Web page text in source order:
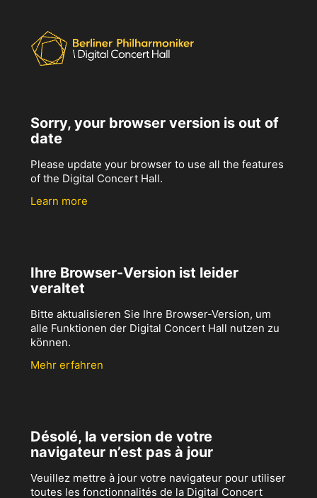
Sorry, your browser version is out of
date
Please update your browser to use all the features
of the Digital Concert Hall.
Learn more
Ihre Browser-Version ist leider
veraltet
Bitte aktualisieren Sie Ihre Browser-Version, um
alle Funktionen der Digital Concert Hall nutzen zu
können.
Mehr erfahren
Désolé, la version de votre
navigateur n’est pas à jour
Veuillez mettre à jour votre navigateur pour utiliser
toutes les fonctionnalités de la Digital Concert